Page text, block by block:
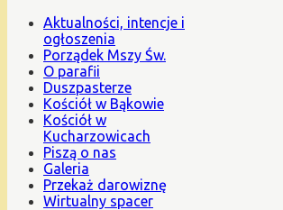
Aktualności, intencje i
ogłoszenia
Porządek Mszy Św.
O parafii
Duszpasterze
Kościół w Bąkowie
Kościół w
Kucharzowicach
Piszą o nas
Galeria
Przekaż darowiznę
Wirtualny spacer